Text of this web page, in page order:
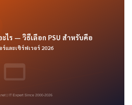
ไร — วิธีเลือก PSU สำหรับคือ
ร์และเซิร์ฟเวอร์ 2026
| IT Expert Since 2000-2026